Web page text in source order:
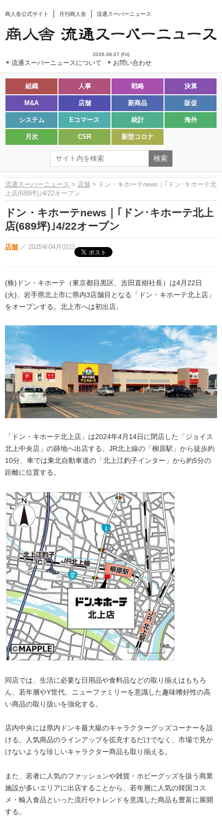
商人舎公式サイト 月刊商人舎 流通スーパーニュース
2026.08.07 (Fri)
流通スーパーニュースについて お問い合わせ
組織 人事 戦略 決算
M&A 店舗 新商品 販促
システム Eコマース 統計 海外
月次 CSR 新型コロナ
流通スーパーニュース > 店舗 > ドン・キホーテnews｜｢ドン･キホーテ北
上店(689坪)｣4/22オープン
ドン・キホーテnews｜｢ドン･キホーテ北上
店(689坪)｣4/22オープン
店舗 ／ 2025年04月02日
(株)ドン・キホーテ（東京都目黒区、吉田直樹社長）は4月22日
(火)、岩手県北上市に県内3店舗目となる「ドン・キホーテ北上店」
をオープンする。北上市へは初出店。
「ドン・キホーテ北上店」は2024年4月14日に閉店した「ジョイス
北上中央店」の跡地へ出店する。JR北上線の「柳原駅」から徒歩約
10分、車では東北自動車道の「北上江釣子インター」から約5分の
距離に位置する。
同店では、生活に必要な日用品や食料品などの取り揃えはもちろ
ん、若年層やY世代、ニューファミリーを意識した趣味嗜好性の高
い商品の取り扱いを強化する。
店内中央には県内ドンキ最大級のキャラクターグッズコーナーを設
ける。人気商品のラインアップを拡充するだけでなく、市場で見か
けないような珍しいキャラクター商品も取り揃える。
また、若者に人気のファッションや雑貨・ホビーグッズを扱う商業
施設が多いエリアに出店することから、若年層に人気の韓国コス
メ・輸入食品といった流行やトレンドを意識した商品も豊富に展開
する。